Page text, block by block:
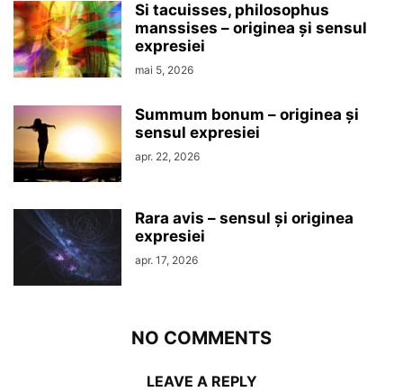
Si tacuisses, philosophus
manssises – originea şi sensul
expresiei
mai 5, 2026
Summum bonum – originea şi
sensul expresiei
apr. 22, 2026
Rara avis – sensul şi originea
expresiei
apr. 17, 2026
NO COMMENTS
LEAVE A REPLY